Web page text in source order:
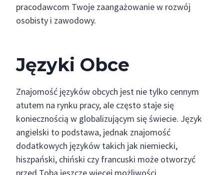
pracodawcom Twoje zaangażowanie w rozwój
osobisty i zawodowy.
Języki Obce
Znajomość języków obcych jest nie tylko cennym
atutem na rynku pracy, ale często staje się
koniecznością w globalizującym się świecie. Język
angielski to podstawa, jednak znajomość
dodatkowych języków takich jak niemiecki,
hiszpański, chiński czy francuski może otworzyć
przed Tobą jeszcze więcej możliwości